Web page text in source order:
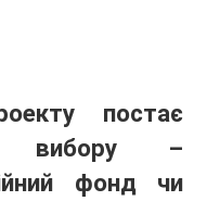
постає
вибору –
фонд чи